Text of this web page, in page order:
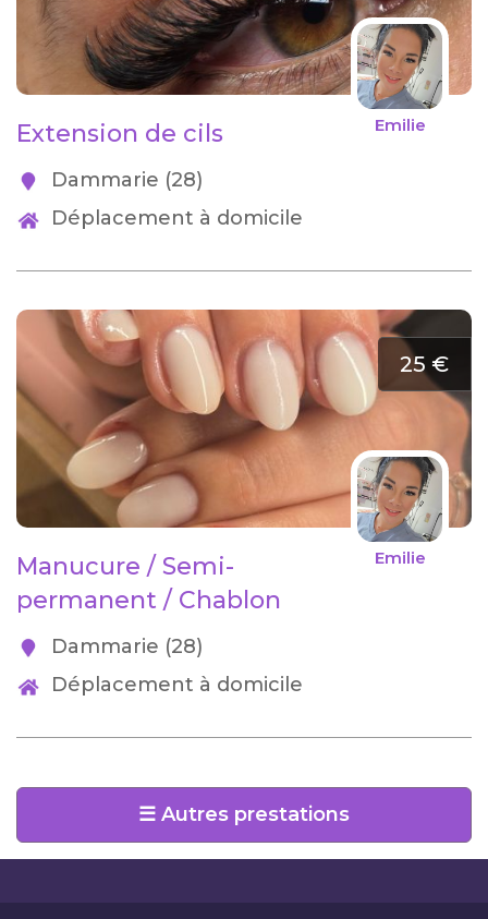
Emilie
Extension de cils
Dammarie (28)
Déplacement à domicile
25 €
Emilie
Manucure / Semi-
permanent / Chablon
Dammarie (28)
Déplacement à domicile
☰ Autres prestations